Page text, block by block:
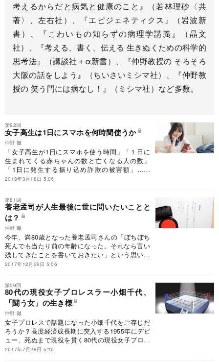
考えるからだと病気と健康のこと』（若林理砂〈共
著〉、左右社）、『エピジェネティクス』（岩波新
書）、『こわいもの知らずの病理学講義』（晶文
社）、『考える、書く、伝える 生きぬくための科学的
思考法』（講談社＋α新書）、『仲野教授の そろそろ
大阪の話をしよう』（ちいさいミシマ社）、『仲野教
授の 笑う門には病なし！』（ミシマ社）など多数。
第92回
女子高生は1日にスマホを何時間使うか
仲野 徹
「女子高生が1日にスマホを使う時間」「１日に
生まれてくる赤ちゃんの数と亡くなる人の数」
「1日に発生する振り込め詐欺の被害額」……
日々の暮らしを中心に全54話を紹介。1日という
見えてくる。
2018年3月16日 5:06
第81回
養老孟司が人生最後に世に問いたいことと
は？
仲野 徹
今年、満80歳となった養老孟司さんの「ぼちぼち
死んでも当たり前の年齢になった。それなら言い
残してきたことを書いておきたい」という思いか
ら、最新作が出版された。養老さんが人生最後に
か。
2017年12月29日 5:06
第59回
80代の現役女子プロレスラー小畑千代、
「闘う女」の生き様
仲野 徹
女子プロレスで話題になった小畑千代をご存じだ
ろうか？高度経済成長期に突入する1955年にデビ
ュー、死ぬまで現役を貫く80代の現役女子プロレ
スラーだ。彼女は、小柄ながら切れ味の鋭い技と
2017年7月28日 5:10